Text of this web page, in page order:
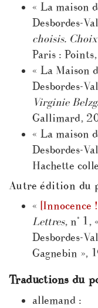
« La maison
Desbordes-
choisis.
Paris :
« La Maison
Desbordes-
Virginie
Gallimard,
« La maison
Desbordes-
Hachette
Autre édition du
« [Innocence
Lettres, n° 1,
Desbordes-
Gagnebin »,
Traductions du
allemand :